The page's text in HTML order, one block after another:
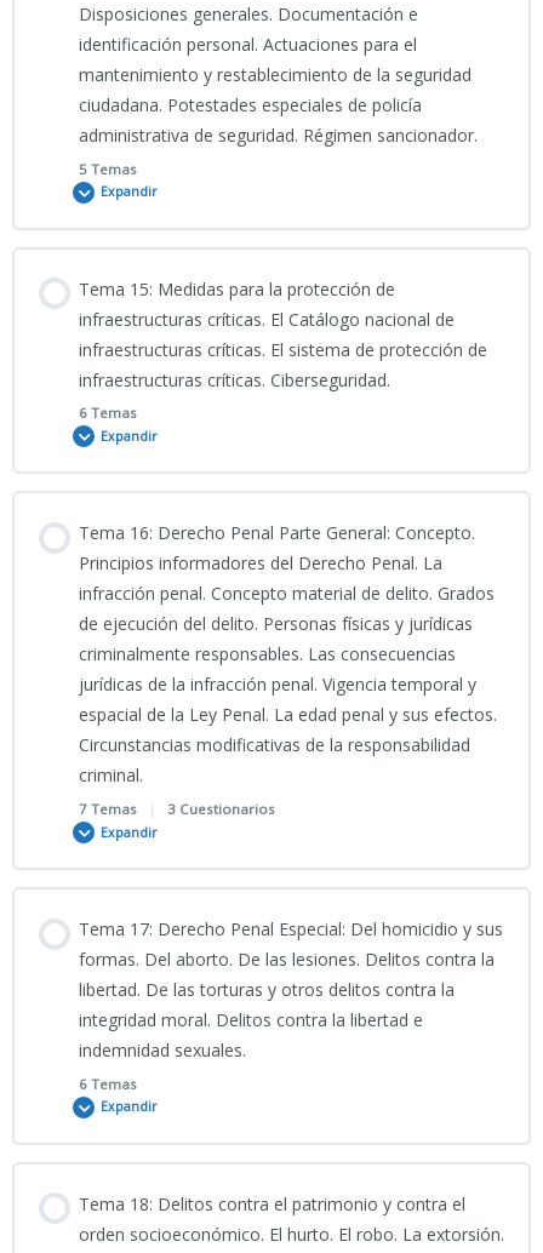
TEMA 12 CNP
PRESENTACIÓN TEMA 12
CNP_Protección_Internacional_Asilo_y_Subsidiaria
PODCAST TEMA 13 CNP
01_04_2026_Clase grabada TEMA 13 CIENCIAS JURÍDICAS
Disposiciones generales. Documentación e
identificación personal. Actuaciones para el
mantenimiento y restablecimiento de la seguridad
ciudadana. Potestades especiales de policía
administrativa de seguridad. Régimen sancionador.
5 Temas
Expandir
0% COMPLETADO 0/5 Pasos
Clase grabada 06_04_2026_TEMA 14 CNP
PORTADA 14
14-INFOGRAFÍA
ALUMNOS_CNP_TEMA 14 CNP_La Ley Orgánica 4-2015, de 30 de
marzo, de protección de la seguridad ciudadana julio 2025
14-Ley_de_Seguridad_Ciudadana_Claves_Policiales
Tema 15: Medidas para la protección de
infraestructuras críticas. El Catálogo nacional de
infraestructuras críticas. El sistema de protección de
infraestructuras críticas. Ciberseguridad.
6 Temas
Expandir
0% COMPLETADO 0/6 Pasos
08_04_2026_Clase grabada “TEMA 15 CNP_CIENCIAS JURÍDICAS”
PORTADA 15
15-INFO
15-PRESENTACIÓN-Infrastructuras_Críticas_y_Ciberseguridad
15-PODCAST TEMA 15 CNP
Tema 16: Derecho Penal Parte General: Concepto.
Principios informadores del Derecho Penal. La
infracción penal. Concepto material de delito. Grados
de ejecución del delito. Personas físicas y jurídicas
criminalmente responsables. Las consecuencias
jurídicas de la infracción penal. Vigencia temporal y
espacial de la Ley Penal. La edad penal y sus efectos.
Circunstancias modificativas de la responsabilidad
criminal.
7 Temas | 3 Cuestionarios
Expandir
0% COMPLETADO 0/7 Pasos
VÍDEO EXPLICATIVO TEMA_16__DERECHO_PENAL
Clase grabada 15_04_2026_TEMA 16 CNP
PODCAST TEMA 16 CNP
Tema 17: Derecho Penal Especial: Del homicidio y sus
formas. Del aborto. De las lesiones. Delitos contra la
libertad. De las torturas y otros delitos contra la
integridad moral. Delitos contra la libertad e
indemnidad sexuales.
6 Temas
Expandir
0% COMPLETADO 0/6 Pasos
Tema 18: Delitos contra el patrimonio y contra el
orden socioeconómico. El hurto. El robo. La extorsión.